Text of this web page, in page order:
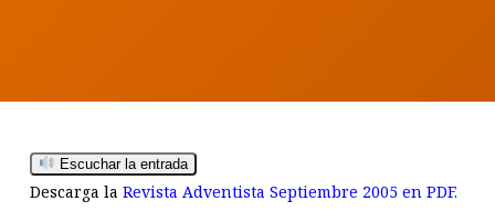
Escuchar la entrada
Descarga la Revista Adventista Septiembre 2005 en PDF.